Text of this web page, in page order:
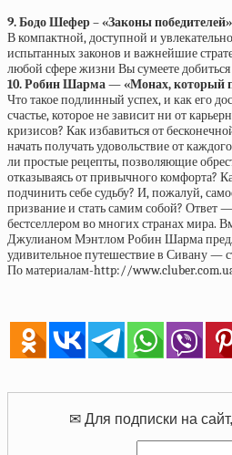
9. Бодо Шефер – «Законы победителей»
В компактной, доступной и
испытанных законов и важнейшие
любой сфере жизни Вы сумеете добиться
10. Робин Шарма — «Монах, который
Что такое подлинный успех, и как его
счастье, которое не зависит ни от
кризисов? Как избавиться от
начать получать удовольствие от
ли простые рецепты, позволяющие
отказываясь от привычного комфорта?
подчинить себе судьбу? И, пожалуй,
призвание и стать самим собой? Ответ
бестселлером во многих странах мира.
Джулианом Мэнтлом Робин Шарма
удивительное путешествие в Сивану —
По материалам-http://
✉ Для подписки на